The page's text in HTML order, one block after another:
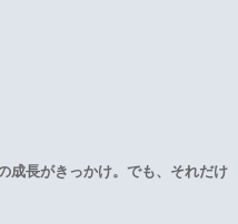
成長がきっかけ。でも、それだけ